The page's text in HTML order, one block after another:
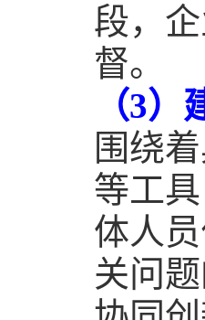
段，
督。
（3）
围绕
等工
体人
关问